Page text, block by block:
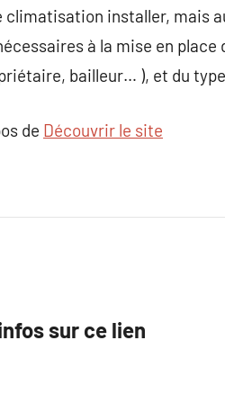
climatisation installer, mais
à la mise en
bailleur… ), et du
de Découvrir le site
sur ce lien